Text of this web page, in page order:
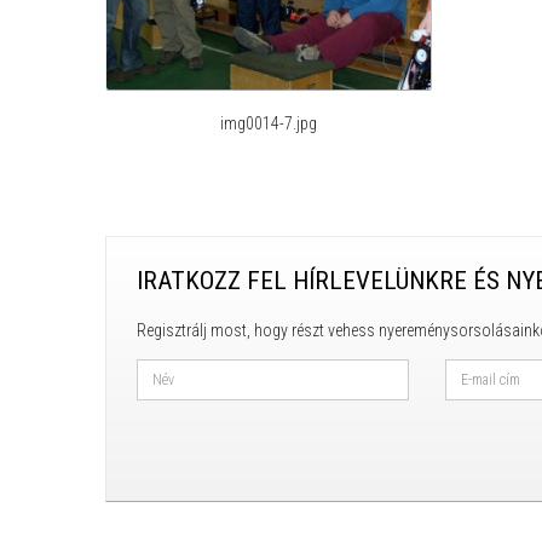
img0014-7.jpg
IRATKOZZ FEL HÍRLEVELÜNKRE ÉS
Regisztrálj most, hogy részt vehess